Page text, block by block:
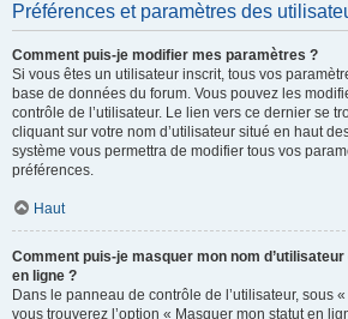
Préférences et paramètres des
Comment puis-je modifier mes paramètres ?
Si vous êtes un utilisateur inscrit, tous vos
base de données du forum. Vous pouvez les
contrôle de l’utilisateur. Le lien vers ce dernier se
cliquant sur votre nom d’utilisateur situé en haut
système vous permettra de modifier tous vos
préférences.
Haut
Comment puis-je masquer mon nom
en ligne ?
Dans le panneau de contrôle de l’utilisateur, sous
vous trouverez l’option « Masquer mon statut en